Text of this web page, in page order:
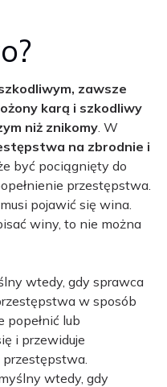
zawsze
karą i szkodliwy
niż znikomy. W
na zbrodnie i
być pociągnięty do
przestępstwa.
pojawić się wina.
winy, to nie można
wtedy, gdy sprawca
w sposób
popełnić lub
i przewiduje
wtedy, gdy